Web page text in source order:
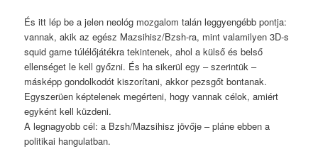
És itt lép be a jelen neológ mozgalom talán leggyengébb pontja:
vannak, akik az egész Mazsihisz/Bzsh-ra, mint valamilyen 3D-s
squid game túlélőjátékra tekintenek, ahol a külső és belső
ellenséget le kell győzni. És ha sikerül egy – szerintük –
másképp gondolkodót kiszorítani, akkor pezsgőt bontanak.
Egyszerüen képtelenek megérteni, hogy vannak célok, amiért
egyként kell küzdeni.
A legnagyobb cél: a Bzsh/Mazsihisz jövője – pláne ebben a
politikai hangulatban.